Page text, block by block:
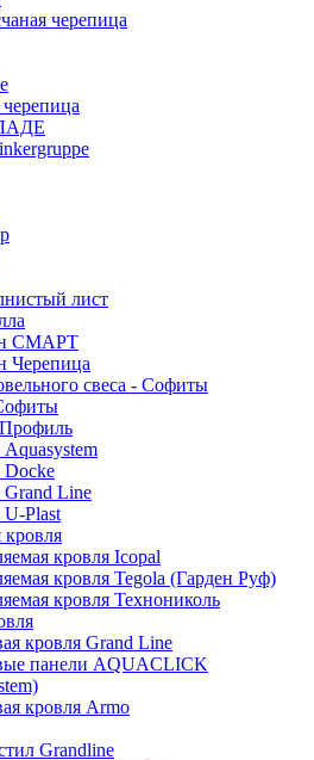
черепица
лист
СМАРТ
Черепица
свеса - Софиты
Line
Plast
кровля
кровля Icopal
кровля Tegola (Гарден Руф)
кровля Технониколь
кровля Grand Line
панели AQUACLICK
кровля Armo
Grandline